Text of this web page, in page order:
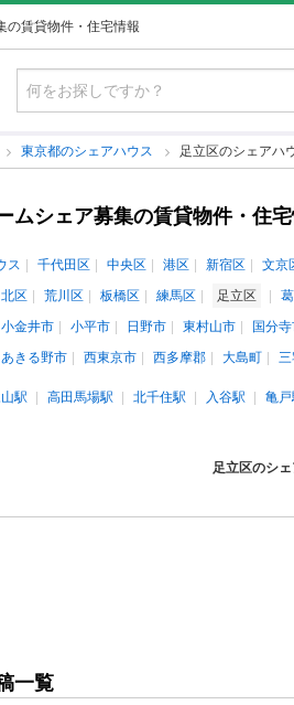
の賃貸物件・住宅情報
東京都のシェアハウス 足立区のシェアハ
ムシェア募集の賃貸物件・住
ス 千代田区 中央区 港区 新宿区 文京
北区 荒川区 板橋区 練馬区 足立区
小金井市 小平市 日野市 東村山市 国分
あきる野市 西東京市 西多摩郡 大島町
駅 高田馬場駅 北千住駅 入谷駅 亀戸
足立区のシ
一覧